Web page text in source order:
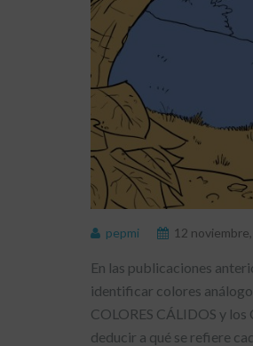
pepmi 12
En las publicaciones
identificar colores
COLORES CÁLIDOS y
deducir a qué se refiere